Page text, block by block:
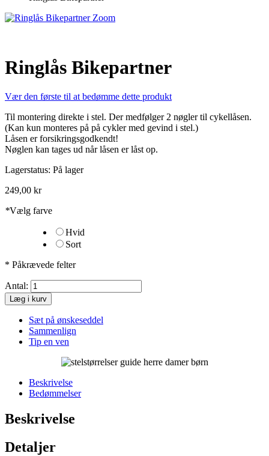
Zoom
Ringlås Bikepartner
Vær den første til at bedømme dette produkt
Til montering direkte i stel. Der medfølger 2 nøgler til cykellåsen.
(Kan kun monteres på på cykler med gevind i stel.)
Låsen er forsikringsgodkendt!
Nøglen kan tages ud når låsen er låst op.
Lagerstatus: På lager
249,00 kr
*Vælg farve
Hvid
Sort
* Påkrævede felter
Antal:
Læg i kurv
Sæt på ønskeseddel
Sammenlign
Tip en ven
Beskrivelse
Bedømmelser
Beskrivelse
Detaljer